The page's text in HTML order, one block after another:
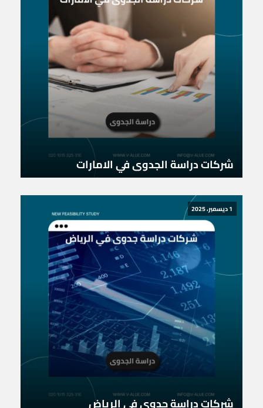
شركات دراسة الجدوى في الامارات
1 ديسمبر، 2025
شركات دراسة جدوى في الرياض